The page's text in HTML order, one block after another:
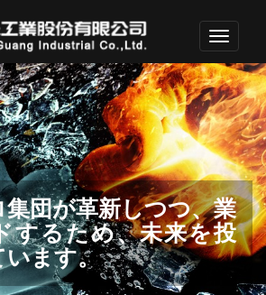
Toggle
ストパートナーにな
でありながら、お客
体になる誇りを持っ
団が革新しつつ、業
するため、未来を投
います。
献するため、アイデ
ウ、キャリアを集結
。
成し、世界的品質レ
します。
め、環境保護も考慮
。